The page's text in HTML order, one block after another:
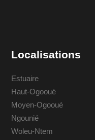
Localisations
Estuaire
Haut-Ogooué
Moyen-Ogooué
Ngounié
Woleu-Ntem